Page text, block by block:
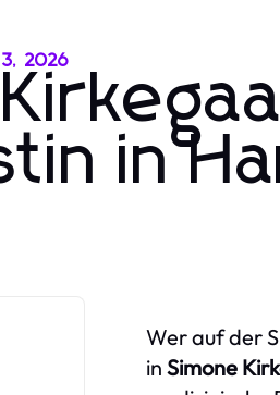
2026
in
Wer auf der
in Simone